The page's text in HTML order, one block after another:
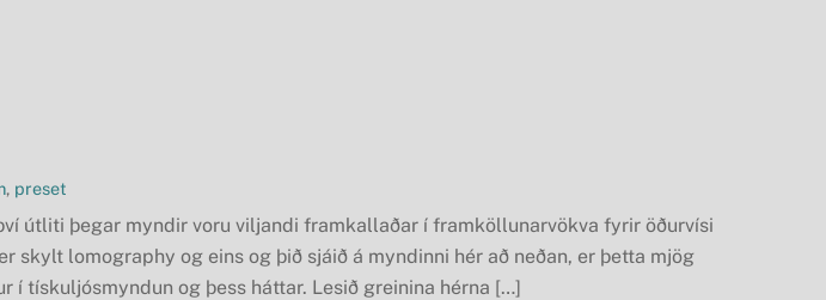
, preset
útliti þegar myndir voru viljandi framkallaðar í framköllunarvökva fyrir öðurvísi
skylt lomography og eins og þið sjáið á myndinni hér að neðan, er þetta mjög
í tískuljósmyndun og þess háttar. Lesið greinina hérna […]